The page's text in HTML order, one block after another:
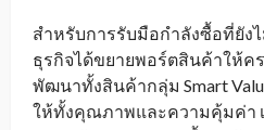
สำหรับการรับมือกำลังซื้อที่ยัง
ธุรกิจได้ขยายพอร์ตสินค้าให้ค
พัฒนาทั้งสินค้ากลุ่ม Smart
ให้ทั้งคุณภาพและความคุ้มค่า